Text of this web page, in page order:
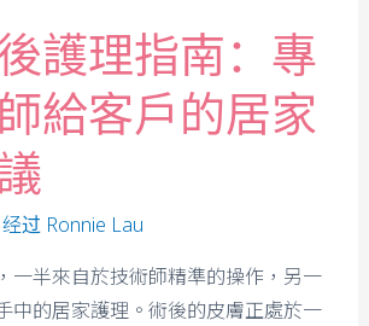
護理指南：專
給客戶的居家
过 Ronnie Lau
一半來自於技術師精準的操作，另一
中的居家護理。術後的皮膚正處於一